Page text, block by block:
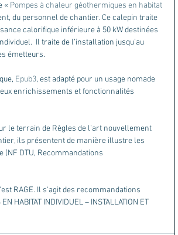
« Pompes à chaleur géothermiques en habitat
du personnel de chantier. Ce calepin traite
calorifique inférieure à 50 kW destinées
Il traite de l’installation jusqu’au
émetteurs.
Epub3, est adapté pour un usage nomade
enrichissements et fonctionnalités
le terrain de Règles de l’art nouvellement
ils présentent de manière illustre les
DTU, Recommandations
RAGE. Il s'agit des recommandations
HABITAT INDIVIDUEL – INSTALLATION ET